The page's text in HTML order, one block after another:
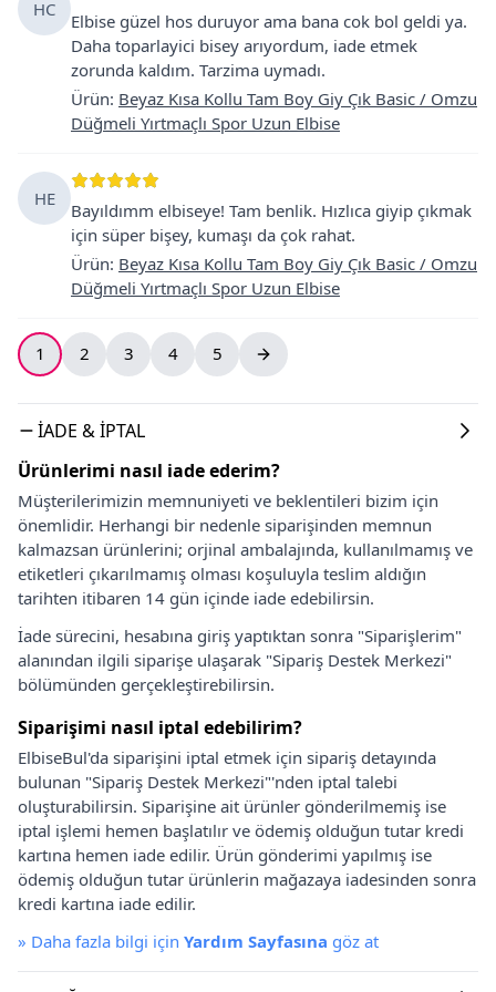
HC
Elbise güzel hos duruyor ama bana cok bol geldi ya.
Daha toparlayici bisey arıyordum, iade etmek
zorunda kaldım. Tarzima uymadı.
Ürün: Beyaz Kısa Kollu Tam Boy Giy Çık Basic / Omzu
Düğmeli Yırtmaçlı Spor Uzun Elbise
HE
Bayıldımm elbiseye! Tam benlik. Hızlıca giyip çıkmak
için süper bişey, kumaşı da çok rahat.
Ürün: Beyaz Kısa Kollu Tam Boy Giy Çık Basic / Omzu
Düğmeli Yırtmaçlı Spor Uzun Elbise
1 2 3 4 5
İADE & İPTAL
Ürünlerimi nasıl iade ederim?
Müşterilerimizin memnuniyeti ve beklentileri bizim için
önemlidir. Herhangi bir nedenle siparişinden memnun
kalmazsan ürünlerini; orjinal ambalajında, kullanılmamış ve
etiketleri çıkarılmamış olması koşuluyla teslim aldığın
tarihten itibaren 14 gün içinde iade edebilirsin.
İade sürecini, hesabına giriş yaptıktan sonra "Siparişlerim"
alanından ilgili siparişe ulaşarak "Sipariş Destek Merkezi"
bölümünden gerçekleştirebilirsin.
Siparişimi nasıl iptal edebilirim?
ElbiseBul'da siparişini iptal etmek için sipariş detayında
bulunan "Sipariş Destek Merkezi"'nden iptal talebi
oluşturabilirsin. Siparişine ait ürünler gönderilmemiş ise
iptal işlemi hemen başlatılır ve ödemiş olduğun tutar kredi
kartına hemen iade edilir. Ürün gönderimi yapılmış ise
ödemiş olduğun tutar ürünlerin mağazaya iadesinden sonra
kredi kartına iade edilir.
» Daha fazla bilgi için Yardım Sayfasına göz at